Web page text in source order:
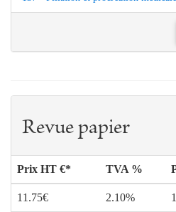
Revue papier
Prix HT €* TVA %
11.75€ 2.10%